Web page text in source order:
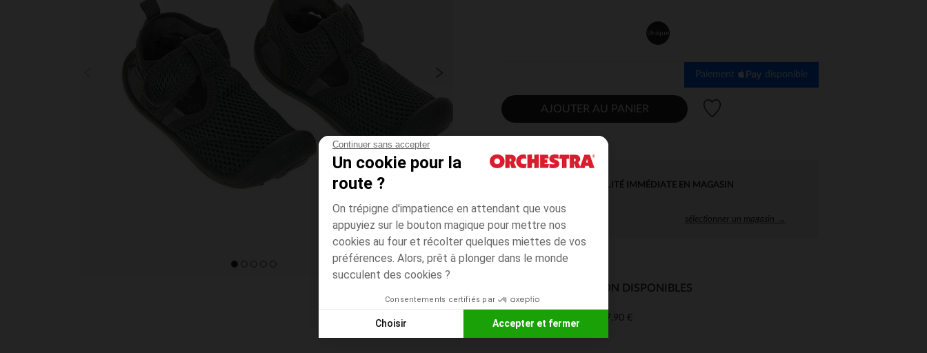
Continuer sans accepter
Un cookie pour la
route ?
On trépigne d'impatience en attendant que vous
appuyiez sur le bouton magique pour mettre nos
cookies au four et récolter quelques miettes de vos
préférences. Alors, prêt à plonger dans le monde
succulent des cookies ?
Consentements certifiés par
Choisir Accepter et fermer
Unique
Paiement disponible
AJOUTER AU PANIER
DISPONIBILITÉ IMMÉDIATE EN MAGASIN
sélectionner un magasin →
MODES DE LIVRAISON DISPONIBLES
Mon domicile 7,90 €